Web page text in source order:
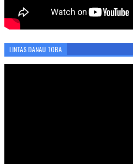
LINTAS DANAU TOBA